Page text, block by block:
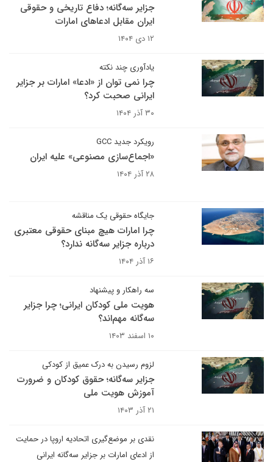
جزایر سه‌گانه؛ دفاع تاریخی و حقوقی
ایران مقابل ادعاهای امارات
۱۲ دی ۱۴۰۴
یادآوری چند نکته
چرا نمی توان از «ادعا» امارات بر جزایر
ایرانی صحبت کرد؟
۳۰ آذر ۱۴۰۴
رویکرد جدید GCC
«اجماع‌سازی مصنوعی» علیه ایران
۲۸ آذر ۱۴۰۴
جایگاه حقوقی یک مناقشه
چرا امارات هیچ مبنای حقوقی معتبری
درباره جزایر سه‌گانه ندارد؟
۱۶ آذر ۱۴۰۴
سه راهکار و پیشنهاد
هویت ملی کودکان ایرانی؛ چرا جزایر
سه‌گانه مهم‌اند؟
۱۰ اسفند ۱۴۰۳
لزوم رسیدن به درک عمیق از کودکی
جزایر سه‌گانه؛ حقوق کودکان و ضرورت
آموزش هویت ملی
۲۱ آذر ۱۴۰۳
نقدی بر موضع‌گیری اتحادیه اروپا در حمایت
از ادعای امارات بر جزایر سه‌گانه ایرانی